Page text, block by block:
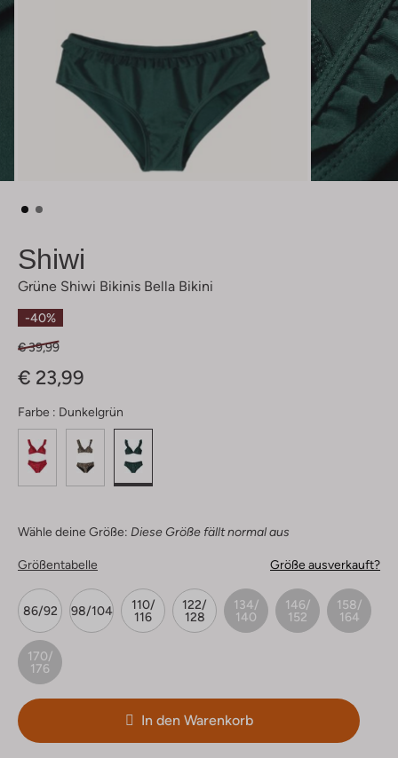
Shiwi
Grüne Shiwi Bikinis Bella Bikini
-40%
€ 39,99
€ 23,99
Farbe : Dunkelgrün
Wähle deine Größe: Diese Größe fällt normal aus
Größentabelle Größe ausverkauft?
86/92 98/104
110/
116
122/
128
134/
140
146/
152
158/
164
170/
176
In den Warenkorb